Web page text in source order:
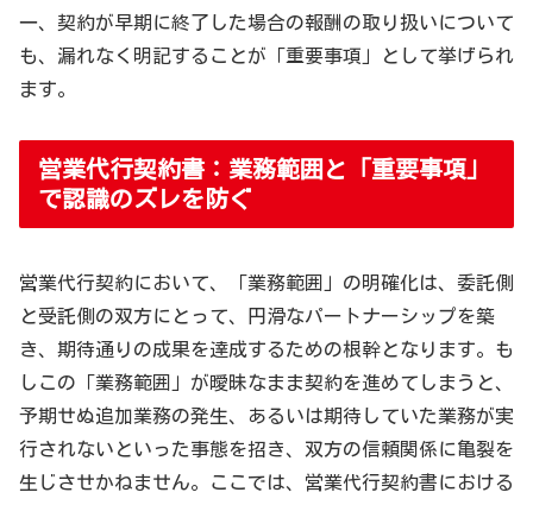
一、契約が早期に終了した場合の報酬の取り扱いについて
も、漏れなく明記することが「重要事項」として挙げられ
ます。
営業代行契約書：業務範囲と「重要事項」
で認識のズレを防ぐ
営業代行契約において、「業務範囲」の明確化は、委託側
と受託側の双方にとって、円滑なパートナーシップを築
き、期待通りの成果を達成するための根幹となります。も
しこの「業務範囲」が曖昧なまま契約を進めてしまうと、
予期せぬ追加業務の発生、あるいは期待していた業務が実
行されないといった事態を招き、双方の信頼関係に亀裂を
生じさせかねません。ここでは、営業代行契約書における